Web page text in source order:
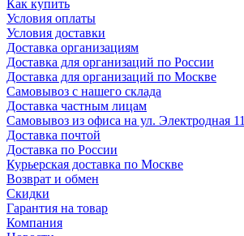
Как купить
Условия оплаты
Условия доставки
Доставка организациям
Доставка для организаций по России
Доставка для организаций по Москве
Самовывоз с нашего склада
Доставка частным лицам
Самовывоз из офиса на ул. Электродная 11
Доставка почтой
Доставка по России
Курьерская доставка по Москве
Возврат и обмен
Скидки
Гарантия на товар
Компания